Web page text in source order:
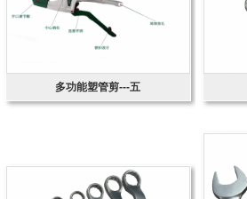
多功能塑管剪---五